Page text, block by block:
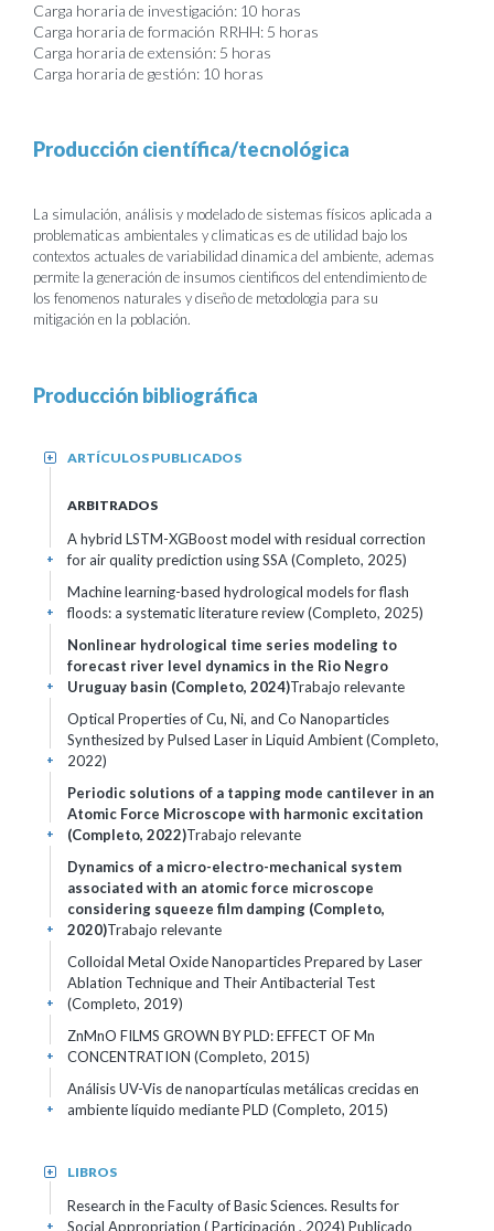
Carga horaria de investigación: 10 horas
Carga horaria de formación RRHH: 5 horas
Carga horaria de extensión: 5 horas
Carga horaria de gestión: 10 horas
Producción científica/tecnológica
La simulación, análisis y modelado de sistemas físicos aplicada a
problematicas ambientales y climaticas es de utilidad bajo los
contextos actuales de variabilidad dinamica del ambiente, ademas
permite la generación de insumos cientificos del entendimiento de
los fenomenos naturales y diseño de metodologia para su
mitigación en la población.
Producción bibliográfica
ARTÍCULOS PUBLICADOS
+
ARBITRADOS
A hybrid LSTM-XGBoost model with residual correction
for air quality prediction using SSA (Completo, 2025)
+
Machine learning-based hydrological models for flash
floods: a systematic literature review (Completo, 2025)
+
Nonlinear hydrological time series modeling to
forecast river level dynamics in the Rio Negro
Uruguay basin (Completo, 2024)Trabajo relevante
+
Optical Properties of Cu, Ni, and Co Nanoparticles
Synthesized by Pulsed Laser in Liquid Ambient (Completo,
2022)
+
Periodic solutions of a tapping mode cantilever in an
Atomic Force Microscope with harmonic excitation
(Completo, 2022)Trabajo relevante
+
Dynamics of a micro-electro-mechanical system
associated with an atomic force microscope
considering squeeze film damping (Completo,
2020)Trabajo relevante
+
Colloidal Metal Oxide Nanoparticles Prepared by Laser
Ablation Technique and Their Antibacterial Test
(Completo, 2019)
+
ZnMnO FILMS GROWN BY PLD: EFFECT OF Mn
CONCENTRATION (Completo, 2015)
+
Análisis UV-Vis de nanopartículas metálicas crecidas en
ambiente líquido mediante PLD (Completo, 2015)
+
LIBROS
+
Research in the Faculty of Basic Sciences. Results for
Social Appropriation ( Participación , 2024) Publicado
+